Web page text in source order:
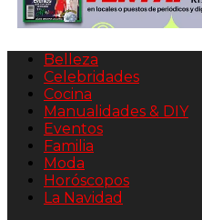
Belleza
Celebridades
Cocina
Manualidades & DIY
Eventos
Familia
Moda
Horóscopos
La Navidad